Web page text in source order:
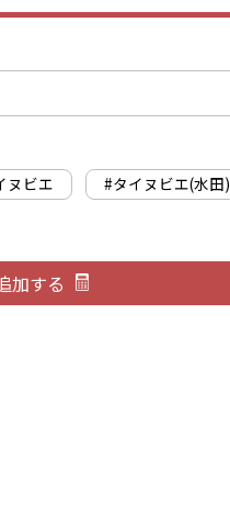
ヌビエ #タイヌビエ(水田)